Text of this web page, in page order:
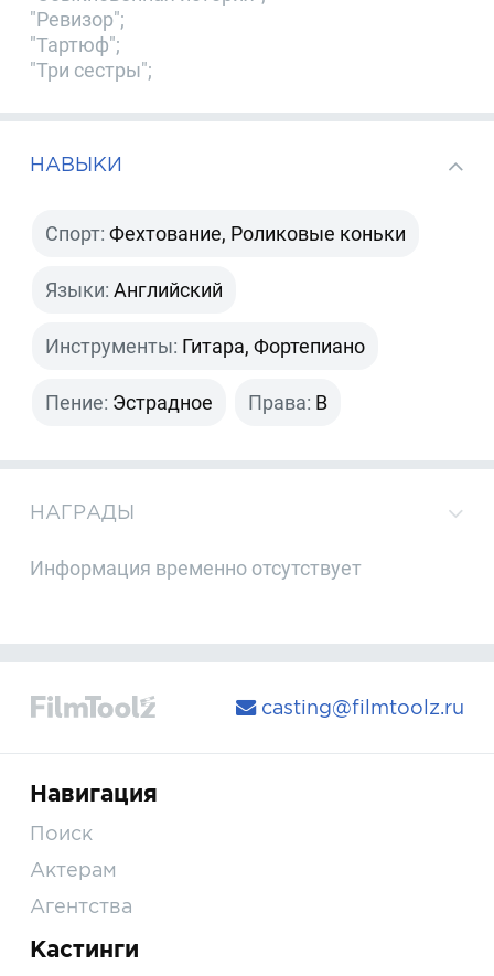
"Ревизор";
"Тартюф";
"Три сестры";
НАВЫКИ
Спорт: Фехтование, Роликовые коньки
Языки: Английский
Инструменты: Гитара, Фортепиано
Пение: Эстрадное Права: B
НАГРАДЫ
Информация временно отсутствует
casting@filmtoolz.ru
Навигация
Поиск
Актерам
Агентства
Кастинги